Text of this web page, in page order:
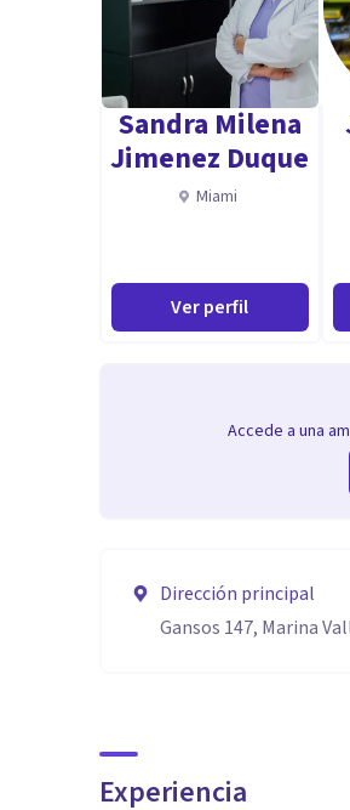
Sandra Milena
Jimenez Duque
Miami
Ver perfil
Accede a una
Dirección principal
Gansos 147, Marina
Experiencia